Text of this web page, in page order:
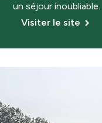
un séjour inoubliable.
Visiter le site